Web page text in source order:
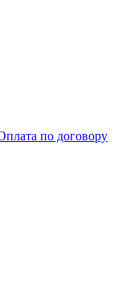
по договору